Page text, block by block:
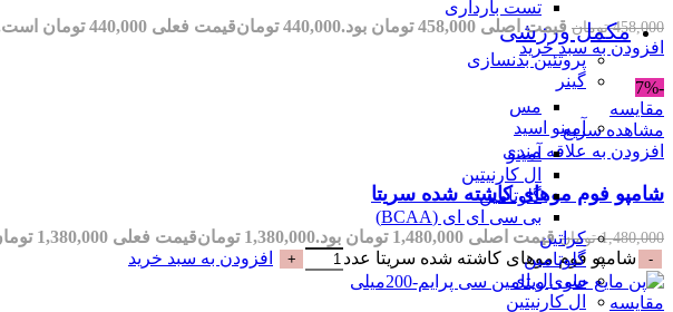
تست بارداری
مکمل ورزشی
پروتئین بدنسازی
گینر
مس
آمینو اسید
آمینو
ال کارنیتین
گلوتامین
بی سی ای ای (BCAA)
کراتین
گلوتامین
سی ال ای
ال کارنیتین
458,000 تومان قیمت اصلی 458,000 تومان بود. 440,000 تومانقیمت فعلی 440,000 تومان است.
افزودن به سبد خرید
-7%
مقایسه
مشاهده سریع
افزودن به علاقه مندی
شامپو فوم موهای کاشته شده سریتا
1,480,000 تومان قیمت اصلی 1,480,000 تومان بود. 1,380,000 تومانقیمت فعلی 1,380,000 تومان است.
شامپو فوم موهای کاشته شده سریتا عدد
افزودن به سبد خرید
مقایسه